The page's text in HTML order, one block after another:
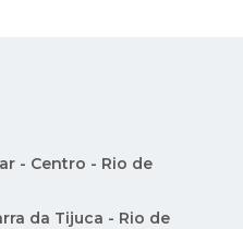
- Centro - Rio de
da Tijuca - Rio de